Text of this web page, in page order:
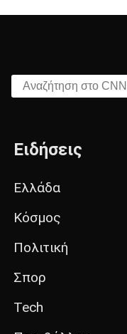
Αναζήτηση στο CNN.gr
Ειδήσεις
Ελλάδα
Κόσμος
Πολιτική
Σπορ
Tech